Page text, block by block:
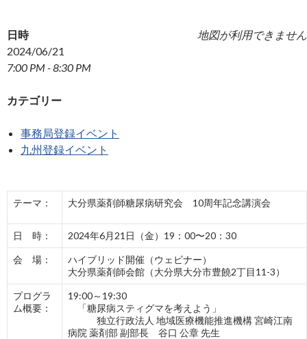
地図が利用できません
日時
2024/06/21
7:00 PM - 8:30 PM
カテゴリー
事務局登録イベント
九州登録イベント
テーマ： 大分県薬剤師糖尿病研究会 10周年記念講演会
日 時： 2024年6月21日（金）19：00〜20：30
会 場：
ハイブリッド開催（ウェビナー）
大分県薬剤師会館（大分県大分市豊饒2丁目11-3）
プログラ
ム概要：
19:00～19:30
「糖尿病スティグマを考えよう」
独立行政法人 地域医療機能推進機構 宮崎江南
病院 薬剤部 副部長 谷口 公章 先生